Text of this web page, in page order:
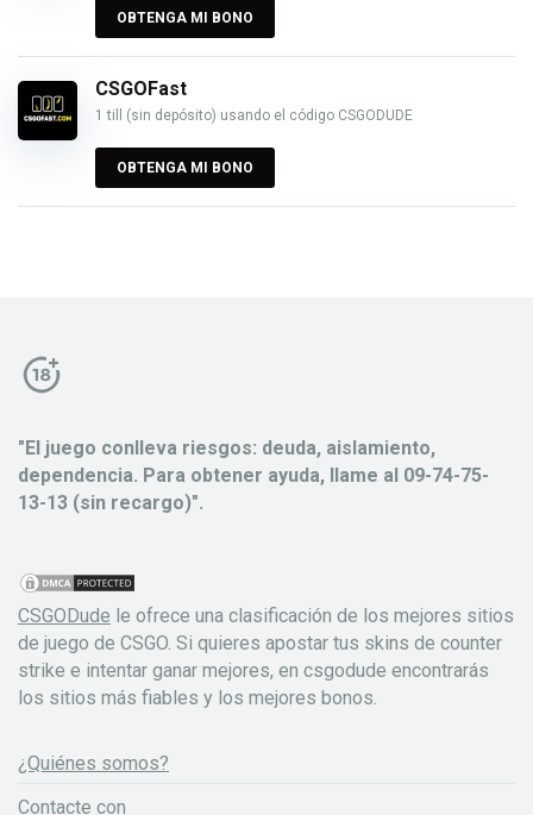
OBTENGA MI BONO
CSGOFast
1 till (sin depósito) usando el código CSGODUDE
OBTENGA MI BONO
"El juego conlleva riesgos: deuda, aislamiento,
dependencia. Para obtener ayuda, llame al 09-74-75-
13-13 (sin recargo)".
CSGODude le ofrece una clasificación de los mejores sitios
de juego de CSGO. Si quieres apostar tus skins de counter
strike e intentar ganar mejores, en csgodude encontrarás
los sitios más fiables y los mejores bonos.
¿Quiénes somos?
Contacte con